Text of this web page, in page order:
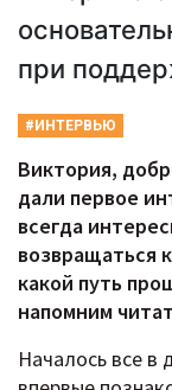
при
#ИНТЕРВЬЮ
Виктория,
дали первое
всегда
возвращаться
какой путь
напомним
Началось все в